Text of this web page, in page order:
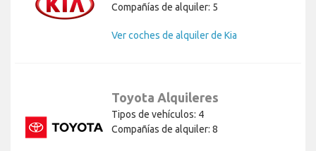
Compañías de alquiler: 5
Ver coches de alquiler de Kia
Toyota Alquileres
Tipos de vehículos: 4
Compañías de alquiler: 8